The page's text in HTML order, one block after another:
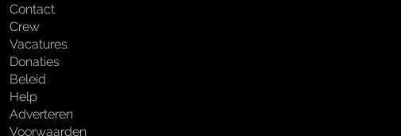
Contact
Crew
Vacatures
Donaties
Beleid
Help
Adverteren
Voorwaarden